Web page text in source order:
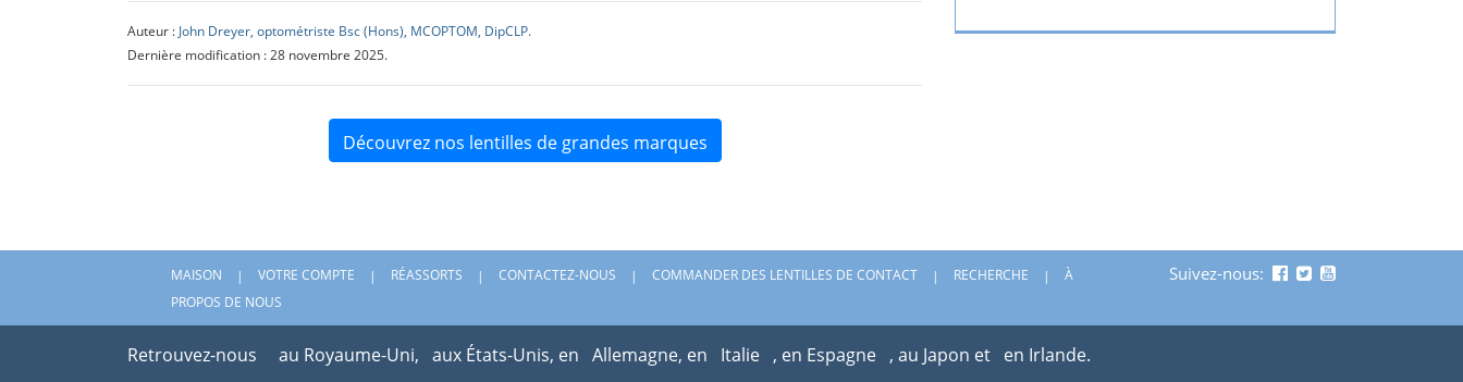
Auteur : John Dreyer, optométriste Bsc (Hons), MCOPTOM, DipCLP.
Dernière modification : 28 novembre 2025.
Découvrez nos lentilles de grandes marques
MAISON VOTRE COMPTE RÉASSORTS CONTACTEZ-NOUS COMMANDER DES LENTILLES DE CONTACT RECHERCHE
À
PROPOS DE NOUS
Suivez-nous:
Retrouvez-nous au Royaume-Uni, aux États-Unis, en Allemagne, en Italie , en Espagne , au Japon et en Irlande.